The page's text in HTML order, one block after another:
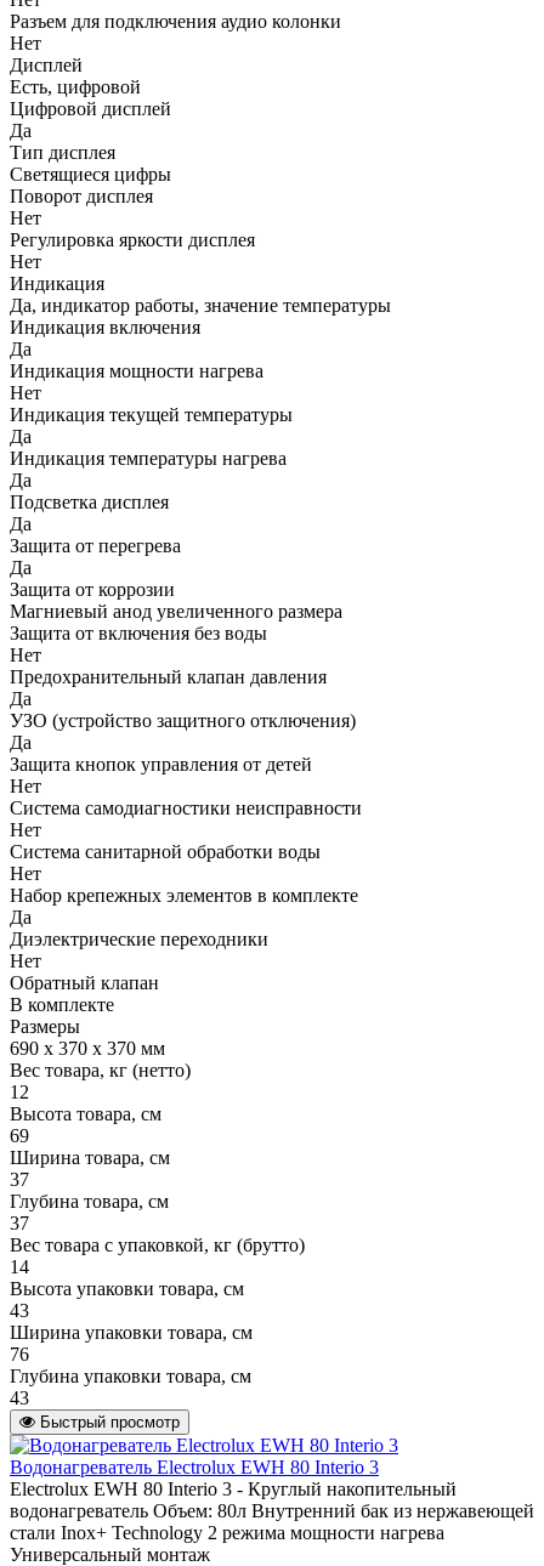
Разъем для подключения аудио колонки
Нет
Дисплей
Есть, цифровой
Цифровой дисплей
Да
Тип дисплея
Светящиеся цифры
Поворот дисплея
Нет
Регулировка яркости дисплея
Нет
Индикация
Да, индикатор работы, значение температуры
Индикация включения
Да
Индикация мощности нагрева
Нет
Индикация текущей температуры
Да
Индикация температуры нагрева
Да
Подсветка дисплея
Да
Защита от перегрева
Да
Защита от коррозии
Магниевый анод увеличенного размера
Защита от включения без воды
Нет
Предохранительный клапан давления
Да
УЗО (устройство защитного отключения)
Да
Защита кнопок управления от детей
Нет
Система самодиагностики неисправности
Нет
Система санитарной обработки воды
Нет
Набор крепежных элементов в комплекте
Да
Диэлектрические переходники
Нет
Обратный клапан
В комплекте
Размеры
690 х 370 х 370 мм
Вес товара, кг (нетто)
12
Высота товара, см
69
Ширина товара, см
37
Глубина товара, см
37
Вес товара с упаковкой, кг (брутто)
14
Высота упаковки товара, см
43
Ширина упаковки товара, см
76
Глубина упаковки товара, см
43
Быстрый просмотр
Водонагреватель Electrolux EWH 80 Interio 3
Electrolux EWH 80 Interio 3 - Круглый накопительный
водонагреватель Объем: 80л Внутренний бак из нержавеющей
стали Inox+ Technology 2 режима мощности нагрева
Универсальный монтаж